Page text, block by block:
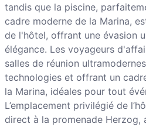
tandis que la piscine,
cadre moderne de la Marina,
de l'hôtel, offrant une évasion
élégance. Les voyageurs
salles de réunion
technologies et offrant un
la Marina, idéales pour tout
L’emplacement privilégié de
direct à la promenade Herzog,